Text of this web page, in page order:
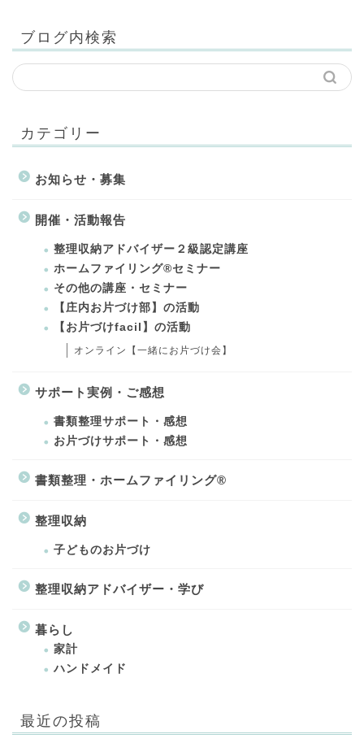
ブログ内検索
カテゴリー
お知らせ・募集
開催・活動報告
整理収納アドバイザー２級認定講座
ホームファイリング®セミナー
その他の講座・セミナー
【庄内お片づけ部】の活動
【お片づけfacil】の活動
オンライン【一緒にお片づけ会】
サポート実例・ご感想
書類整理サポート・感想
お片づけサポート・感想
書類整理・ホームファイリング®
整理収納
子どものお片づけ
整理収納アドバイザー・学び
暮らし
家計
ハンドメイド
最近の投稿